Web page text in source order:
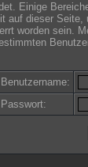
Einige
auf dieser Seite,
worden sein.
Benutzername:
Passwort: